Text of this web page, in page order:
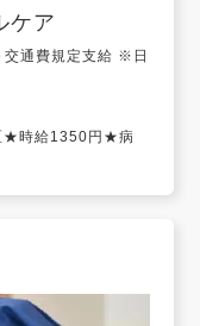
ケア
通費規定支給 ※日
★時給1350円★病